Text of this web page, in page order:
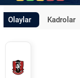
Olaylar Kadrolar